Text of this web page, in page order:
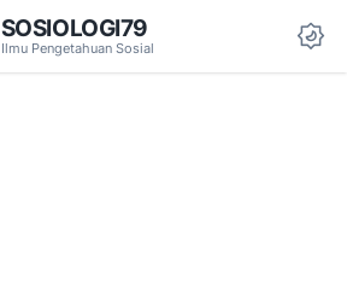
SOSIOLOGI79
Ilmu Pengetahuan Sosial